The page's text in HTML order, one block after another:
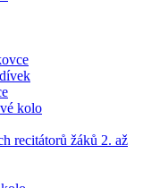
kolo
recitátorů žáků 2. až